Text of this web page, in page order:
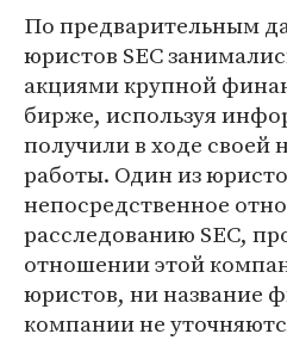
По предварительным
юристов SEC
акциями крупной
бирже, используя
получили в ходе своей
работы. Один из
непосредственное
расследованию SEC,
отношении этой
юристов, ни название
компании не